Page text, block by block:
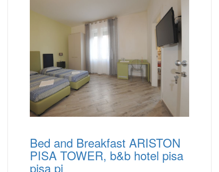
Bed and Breakfast ARISTON
PISA TOWER, b&b hotel pisa
pisa pi